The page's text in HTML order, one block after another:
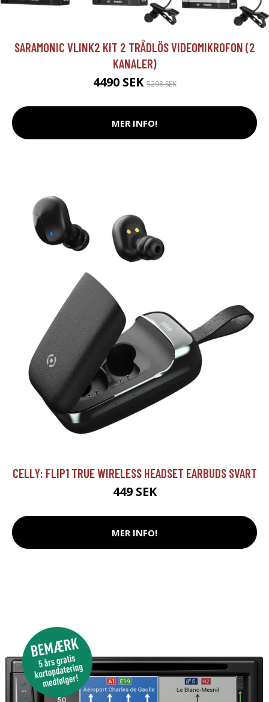
SARAMONIC VLINK2 KIT 2 TRÅDLÖS VIDEOMIKROFON (2
KANALER)
4490 SEK5298 SEK
MER INFO!
CELLY: FLIP1 TRUE WIRELESS HEADSET EARBUDS SVART
449 SEK
MER INFO!